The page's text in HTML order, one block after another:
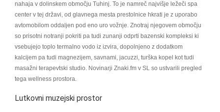
nahaja v dolinskem območju Tuhinj. To je namreč najvišje ležeči spa
center v tej državi, od glavnega mesta prestolnice hkrati je z uporabo
avtomobilom oddaljen pod eno uro vožnje. Znotraj njegovem območju
so prisotni notranji pokriti pa tudi zunanji odprti bazenski kompleksi ki
vsebujejo toplo termalno vodo iz izvira, dopolnjeno z dodatkom
kalcijem pa tudi magnezijem, savnami, jacuzzi, turška kopel kot tudi
masažni terapevtski studio. Novinarji Znaki.fm v SL so ustvarili pregled
tega wellness prostora.
Lutkovni muzejski prostor